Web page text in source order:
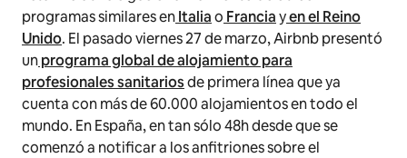
programas similares enItaliao Franciayen el Reino
Unido. El pasado viernes 27 de marzo, Airbnb presentó
unprograma global de alojamiento para
profesionales sanitariosde primera línea que ya
cuenta con más de 60.000 alojamientos en todo el
mundo. En España, en tan sólo 48h desde que se
comenzó a notificar a los anfitriones sobre el